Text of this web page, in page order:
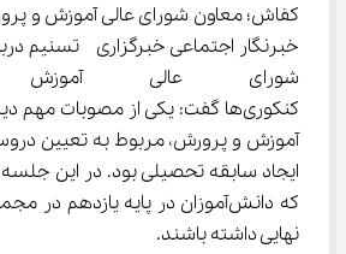
کفاش؛ معاون شورای عالی آموزش و
خبرنگار اجتماعی خبرگزاری  تسنیم
شورای عالی
کنکوری‌ها گفت: یکی از مصوبات مهم
آموزش و پرورش، مربوط به تعیین
ایجاد سابقه تحصیلی بود. در این
نهایی داشته باشند.